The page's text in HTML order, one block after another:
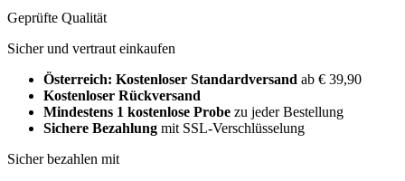
Geprüfte Qualität
Sicher und vertraut einkaufen
Österreich: Kostenloser Standardversand ab € 39,90
Kostenloser Rückversand
Mindestens 1 kostenlose Probe zu jeder Bestellung
Sichere Bezahlung mit SSL-Verschlüsselung
Sicher bezahlen mit